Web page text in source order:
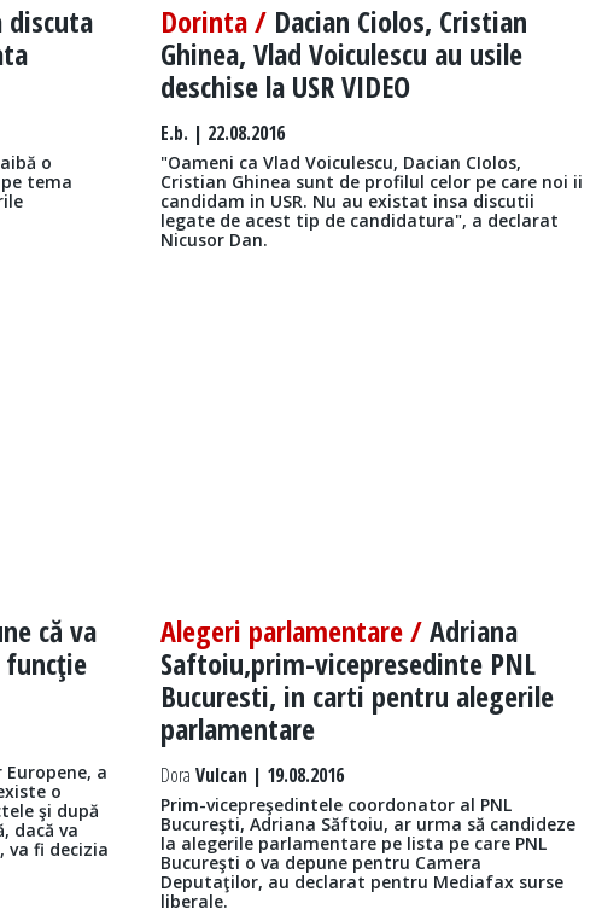
discuta
o
tema
Dorinta / Dacian Ciolos, Cristian
Ghinea, Vlad Voiculescu au usile
deschise la USR VIDEO
E.b. | 22.08.2016
"Oameni ca Vlad Voiculescu, Dacian CIolos,
Cristian Ghinea sunt de profilul celor pe care noi ii
candidam in USR. Nu au existat insa discutii
legate de acest tip de candidatura", a declarat
Nicusor Dan.
că va
funcţie
a
o
şi după
dacă va
va fi decizia
Alegeri parlamentare /Adriana
Saftoiu,prim-vicepresedinte PNL
Bucuresti, in carti pentru alegerile
parlamentare
Dora Vulcan | 19.08.2016
Prim-vicepreşedintele coordonator al PNL
Bucureşti, Adriana Săftoiu, ar urma să candideze
la alegerile parlamentare pe lista pe care PNL
Bucureşti o va depune pentru Camera
Deputaţilor, au declarat pentru Mediafax surse
liberale.